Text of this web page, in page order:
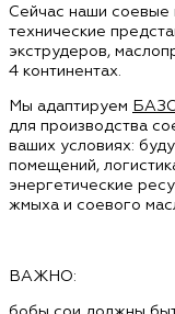
Сейчас наши соевые
технические
экструдеров,
4 континентах.
Мы адаптируем
для производства
ваших условиях:
помещений,
энергетические
жмыха и соевого
ВАЖНО: